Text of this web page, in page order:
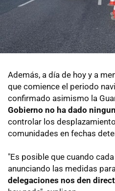
Además, a día de hoy y a
que comience el periodo
confirmado asimismo la
Gobierno no ha dado
controlar los
comunidades en fechas
"Es posible que cuando
anunciando las medidas
delegaciones nos den